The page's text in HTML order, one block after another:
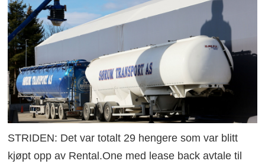
STRIDEN: Det var totalt 29 hengere som var blitt
kjøpt opp av Rental.One med lease back avtale til